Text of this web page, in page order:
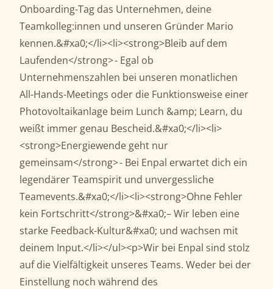
Onboarding-Tag das Unternehmen, deine
Teamkolleg:innen und unseren Gründer Mario
kennen.&#xa0;</li><li><strong>Bleib auf dem
Laufenden</strong> - Egal ob
Unternehmenszahlen bei unseren monatlichen
All-Hands-Meetings oder die Funktionsweise einer
Photovoltaikanlage beim Lunch &amp; Learn, du
weißt immer genau Bescheid.&#xa0;</li><li>
<strong>Energiewende geht nur
gemeinsam</strong> - Bei Enpal erwartet dich ein
legendärer Teamspirit und unvergessliche
Teamevents.&#xa0;</li><li><strong>Ohne Fehler
kein Fortschritt</strong>&#xa0;– Wir leben eine
starke Feedback-Kultur&#xa0; und wachsen mit
deinem Input.</li></ul><p>Wir bei Enpal sind stolz
auf die Vielfältigkeit unseres Teams. Weder bei der
Einstellung noch während des